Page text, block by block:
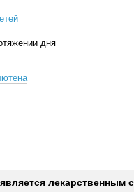
дня
лекарственным